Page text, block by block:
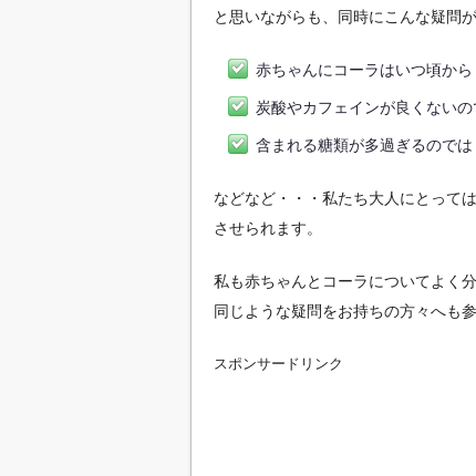
と思いながらも、同時にこんな疑問
赤ちゃんにコーラはいつ頃から
炭酸やカフェインが良くないの
含まれる糖類が多過ぎるのでは
などなど・・・私たち大人にとって
させられます。
私も赤ちゃんとコーラについてよく
同じような疑問をお持ちの方々へも
スポンサードリンク